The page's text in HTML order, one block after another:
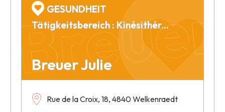
Breuer Julie
GESUNDHEIT
Tätigkeitsbereich : Kinésithérapie
Rue de la Croix, 18, 4840 Welkenraedt